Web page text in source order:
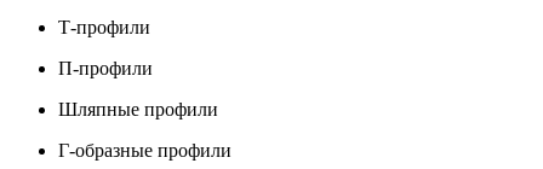
Т-профили
П-профили
Шляпные профили
Г-образные профили